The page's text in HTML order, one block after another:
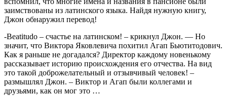
заимствованы из латинского языка. Найдя нужную книгу,
Джон обнаружил перевод!
-Beatitudo – счастье на латинском! – крикнул Джон. — Но
значит, что Виктора Яковлевича похитил Агап Бьютитодович.
Как я раньше не догадался? Директор каждому новенькому
рассказывает историю происхождения его отчества. На вид
это такой доброжелательный и отзывчивый человек! –
размышлял Джон. – Виктор и Агап были коллегами и
друзьями, как он мог это …